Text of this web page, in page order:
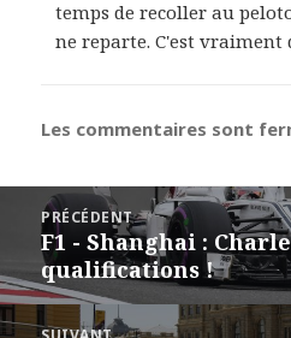
temps de recoller au
ne reparte. C'est vraiment
Les commentaires sont
Navigation
l’article
PRÉCÉDENT
Article
précédent :
F1 - Shanghai :
qualifications !